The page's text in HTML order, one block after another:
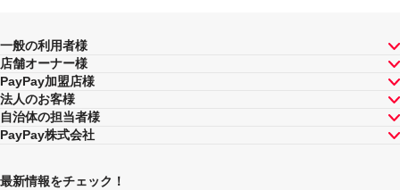
一般の利用者様
店舗オーナー様
PayPay加盟店様
法人のお客様
自治体の担当者様
PayPay株式会社
最新情報をチェック！